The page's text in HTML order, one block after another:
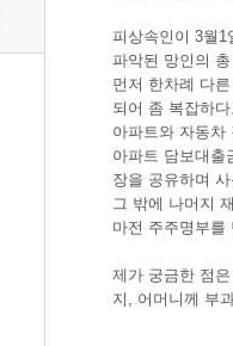
피상속인이 3월
파악된 망인의
먼저 한차례 다
되어 좀 복잡하
아파트와 자동차
아파트 담보대출
장을 공유하며
그 밖에 나머지
마전 주주명부를
제가 궁금한 점
지, 어머니께 부